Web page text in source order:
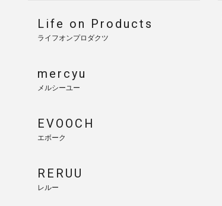
Life on Products
ライフオンプロダクツ
mercyu
メルシーユー
EVOOCH
エボーク
RERUU
レルー